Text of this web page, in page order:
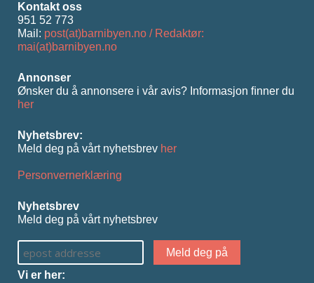
Kontakt oss
951 52 773
Mail: post(at)barnibyen.no / Redaktør:
mai(at)barnibyen.no
Annonser
Ønsker du å annonsere i vår avis? Informasjon ﬁnner du
her
Nyhetsbrev:
Meld deg på vårt nyhetsbrev her
Personvernerklæring
Nyhetsbrev
Meld deg på vårt nyhetsbrev
Vi er her: